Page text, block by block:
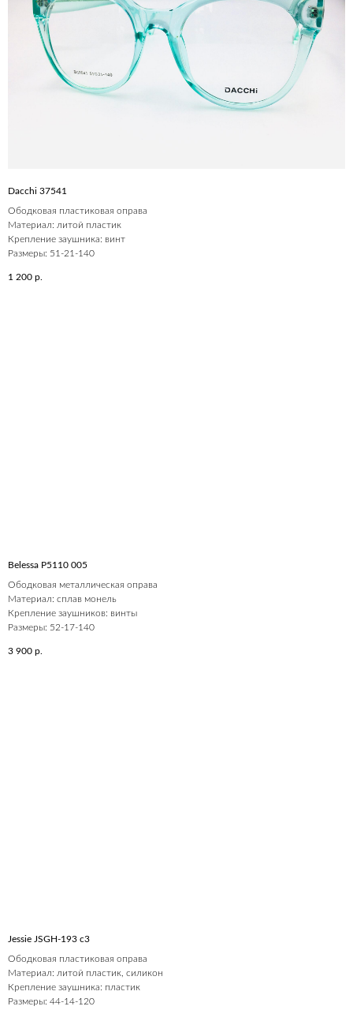
Dacchi 37541
Ободковая пластиковая оправа
Материал: литой пластик
Крепление заушника: винт
Размеры: 51-21-140
1 200 р.
Belessa P5110 005
Ободковая металлическая оправа
Материал: сплав монель
Крепление заушников: винты
Размеры: 52-17-140
3 900 р.
Jessie JSGH-193 c3
Ободковая пластиковая оправа
Материал: литой пластик, силикон
Крепление заушника: пластик
Размеры: 44-14-120